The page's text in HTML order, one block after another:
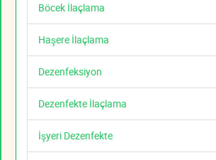
Böcek İlaçlama
Haşere İlaçlama
Dezenfeksiyon
Dezenfekte İlaçlama
İşyeri Dezenfekte